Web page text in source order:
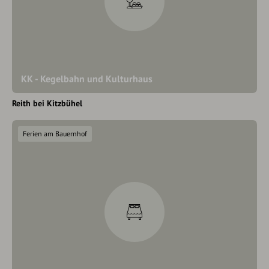
KK - Kegelbahn und Kulturhaus
Reith bei Kitzbühel
Ferien am Bauernhof